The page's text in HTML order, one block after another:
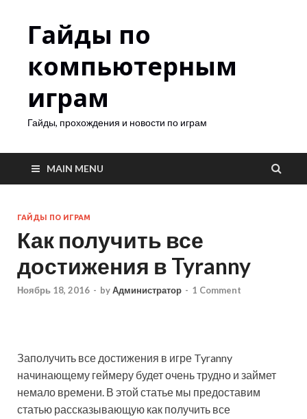
Гайды по
компьютерным
играм
Гайды, прохождения и новости по играм
MAIN MENU
ГАЙДЫ ПО ИГРАМ
Как получить все
достижения в Tyranny
Ноябрь 18, 2016 - byАдминистратор - 1 Comment
Заполучить все достижения в игре Tyranny
начинающему геймеру будет очень трудно и займет
немало времени. В этой статье мы предоставим
статью рассказывающую как получить все